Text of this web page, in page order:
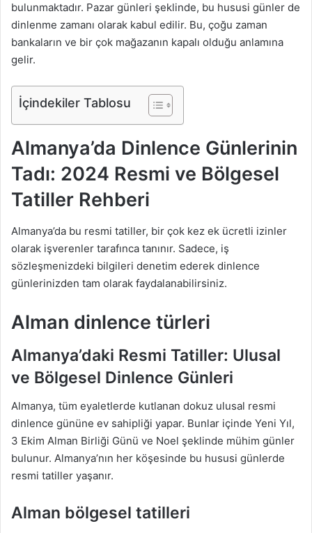
bulunmaktadır. Pazar günleri şeklinde, bu hususi günler de
dinlenme zamanı olarak kabul edilir. Bu, çoğu zaman
bankaların ve bir çok mağazanın kapalı olduğu anlamına
gelir.
İçindekiler Tablosu
Almanya’da Dinlence Günlerinin
Tadı: 2024 Resmi ve Bölgesel
Tatiller Rehberi
Almanya’da bu resmi tatiller, bir çok kez ek ücretli izinler
olarak işverenler tarafınca tanınır. Sadece, iş
sözleşmenizdeki bilgileri denetim ederek dinlence
günlerinizden tam olarak faydalanabilirsiniz.
Alman dinlence türleri
Almanya’daki Resmi Tatiller: Ulusal
ve Bölgesel Dinlence Günleri
Almanya, tüm eyaletlerde kutlanan dokuz ulusal resmi
dinlence gününe ev sahipliği yapar. Bunlar içinde Yeni Yıl,
3 Ekim Alman Birliği Günü ve Noel şeklinde mühim günler
bulunur. Almanya’nın her köşesinde bu hususi günlerde
resmi tatiller yaşanır.
Alman bölgesel tatilleri